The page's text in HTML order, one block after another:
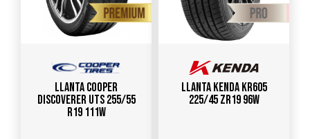
Llanta COOPER
DISCOVERER UTS 255/55
R19 111W
Llanta KENDA KR605
225/45 ZR19 96W